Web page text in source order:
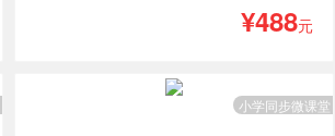
¥488元
小学同步微课堂